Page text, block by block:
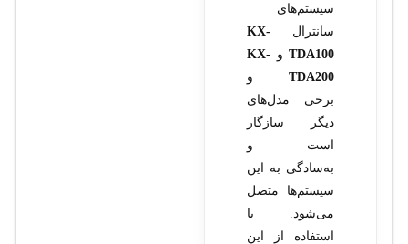
سیستم‌های
سانترال KX-
TDA100و KX-
TDA200و
برخی مدل‌های
دیگر سازگار
است و
به‌سادگی به این
سیستم‌ها متصل
می‌شود. با
استفاده از این